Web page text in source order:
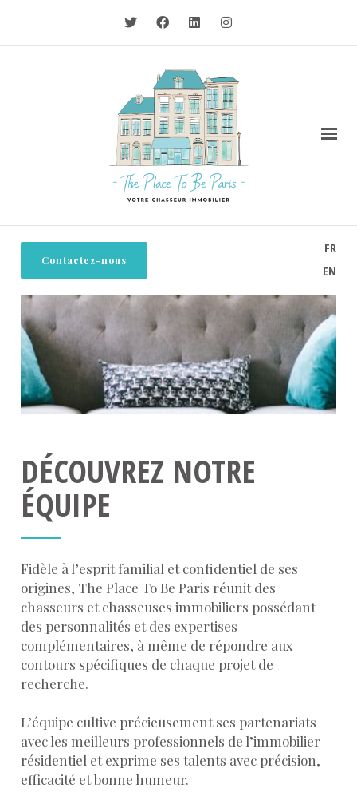
Contactez-nous
FR
EN
DÉCOUVREZ NOTRE
ÉQUIPE
Fidèle à l’esprit familial et confidentiel de ses
origines, The Place To Be Paris réunit des
chasseurs et chasseuses immobiliers possédant
des personnalités et des expertises
complémentaires, à même de répondre aux
contours spécifiques de chaque projet de
recherche.
L’équipe cultive précieusement ses partenariats
avec les meilleurs professionnels de l’immobilier
résidentiel et exprime ses talents avec précision,
efficacité et bonne humeur.